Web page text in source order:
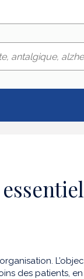
des patients,